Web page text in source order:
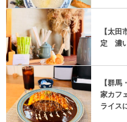
【太
定 濃
【群
家カフ
ライス